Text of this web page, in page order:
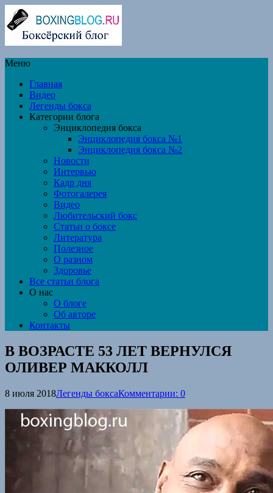
Меню
Главная
Видео
Легенды бокса
Категории блога
Энциклопедия бокса
Энциклопедия бокса №1
Энциклопедия бокса №2
Новости
Интервью
Кадр дня
Фотогалерея
Видео
Любительский бокс
Статьи о боксе
Литература
Полезное
О разном
Здоровье
Все статьи блога
О нас
О блоге
Об авторе
Контакты
В ВОЗРАСТЕ 53 ЛЕТ ВЕРНУЛСЯ
ОЛИВЕР МАККОЛЛ
8 июля 2018Легенды боксаКомментарии: 0